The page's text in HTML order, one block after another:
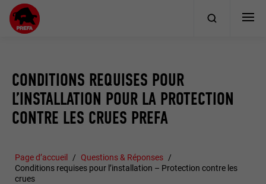
CONDITIONS REQUISES POUR
L’INSTALLATION POUR LA PROTECTION
CONTRE LES CRUES PREFA
Page d’accueil
Questions & Réponses
Conditions requises pour l’installation – Protection contre les
crues